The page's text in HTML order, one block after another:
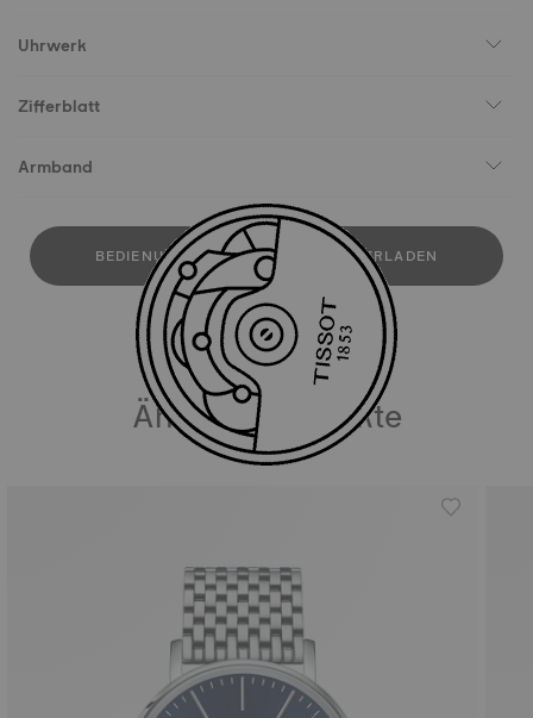
Uhrwerk
Zifferblatt
Armband
BEDIENUNGSANLEITUNG HERUNTERLADEN
Ähnliche Produkte